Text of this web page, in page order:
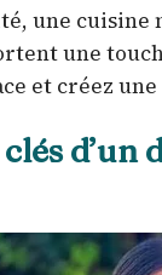
une
une
et créez